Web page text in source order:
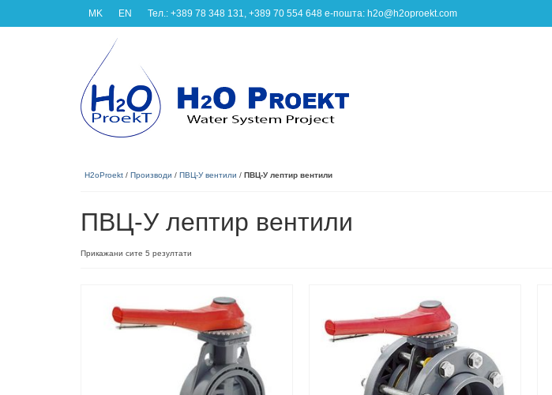
MK EN Тел.: +389 78 348 131, +389 70 554 648 e-пошта: h2o@h2oproekt.com
H2oProekt / Производи / ПВЦ-У вентили / ПВЦ-У лептир вентили
ПВЦ-У лептир вентили
Прикажани сите 5 резултати